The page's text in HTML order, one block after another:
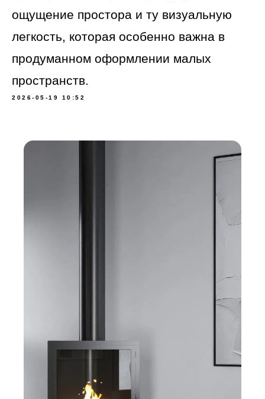
ощущение простора и ту визуальную
легкость, которая особенно важна в
продуманном оформлении малых
пространств.
2026-05-19 10:52